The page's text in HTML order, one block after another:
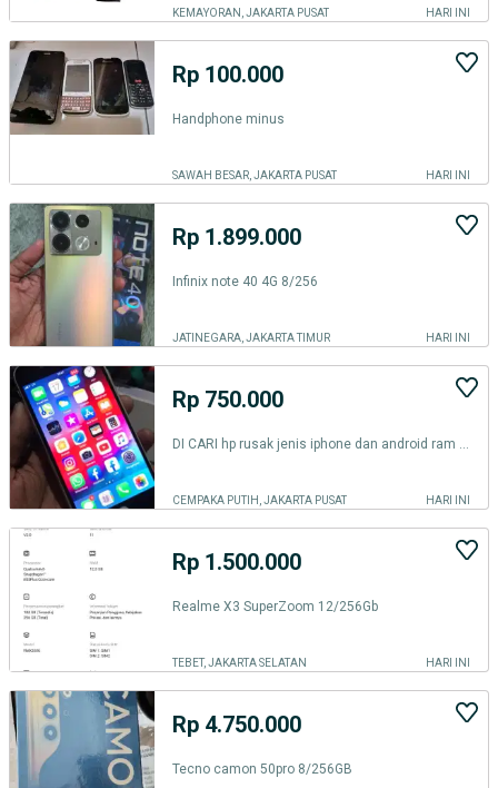
KEMAYORAN, JAKARTA PUSAT HARI INI
Rp 100.000
Handphone minus
SAWAH BESAR, JAKARTA PUSAT HARI INI
Rp 1.899.000
Infinix note 40 4G 8/256
JATINEGARA, JAKARTA TIMUR HARI INI
Rp 750.000
CEMPAKA PUTIH, JAKARTA PUSAT HARI INI
Rp 1.500.000
Realme X3 SuperZoom 12/256Gb
TEBET, JAKARTA SELATAN HARI INI
Rp 4.750.000
Tecno camon 50pro 8/256GB